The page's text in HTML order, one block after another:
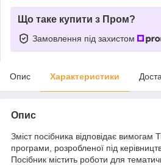
Що таке купити з Пром?
Замовлення під захистом
Опис Характеристики
Опис
Зміст посібника відповідає вимогам
програми, розробленої під
Посібник містить роботи для